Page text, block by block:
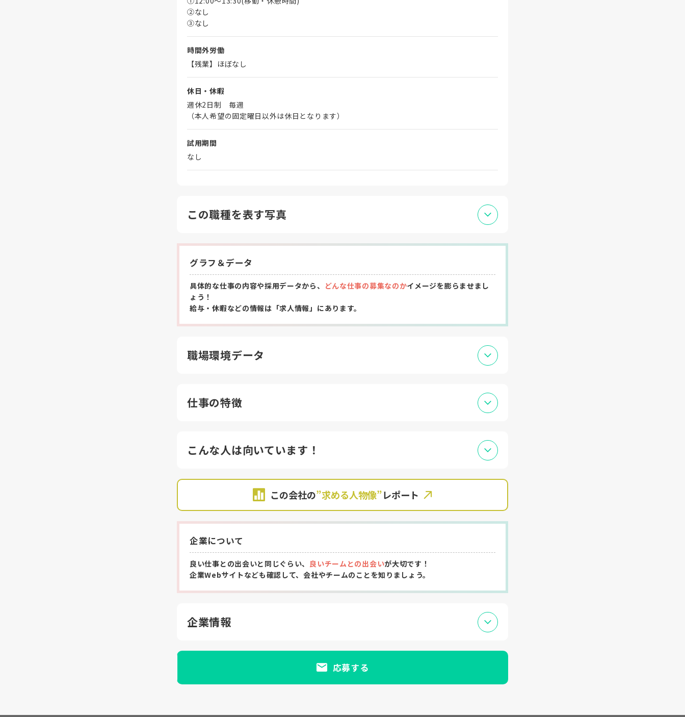
➁なし
③なし
時間外労働
【残業】ほぼなし
休日・休暇
週休2日制 毎週
（本人希望の固定曜日以外は休日となります）
試用期間
なし
この職種を表す写真
グラフ＆データ
具体的な仕事の内容や採用データから、 どんな仕事の募集なのかイメージを膨らませまし
ょう！
給与・休暇などの情報は「求人情報」にあります。
職場環境データ
仕事の特徴
こんな人は向いています！
この会社の”求める人物像”レポート
企業について
良い仕事との出会いと同じぐらい、 良いチームとの出会いが大切です！
企業Webサイトなども確認して、会社やチームのことを知りましょう。
企業情報
応募する